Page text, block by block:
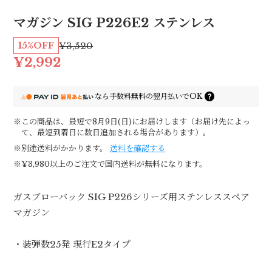
マガジン SIG P226E2 ステンレス
¥3,520
15%OFF
¥2,992
なら手数料無料の翌月払いでOK
※この商品は、最短で8月9日(日)にお届けします（お届け先によっ
て、最短到着日に数日追加される場合があります）。
※別途送料がかかります。
送料を確認する
※¥3,980以上のご注文で国内送料が無料になります。
ガスブローバック SIG P226シリーズ用ステンレススペア
マガジン
・装弾数25発 現行E2タイプ